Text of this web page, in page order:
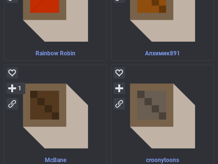
Rainbow Robin Алхимик891
McBane
1
croonytoons